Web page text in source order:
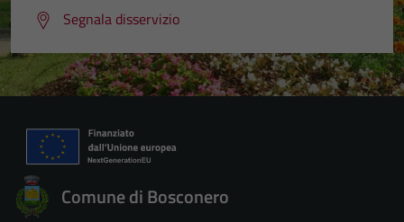
Segnala disservizio
Comune di Bosconero